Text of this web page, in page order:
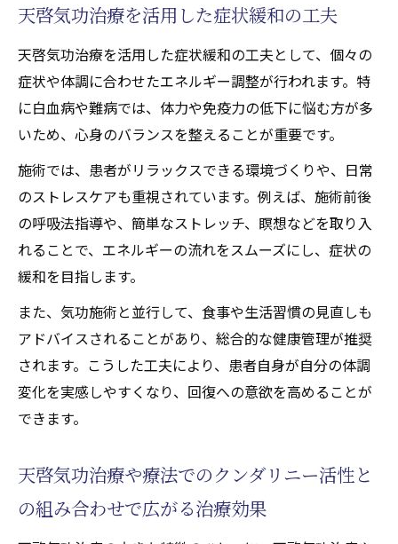
天啓気功治療を活用した症状緩和の工夫
天啓気功治療を活用した症状緩和の工夫として、個々の
症状や体調に合わせたエネルギー調整が行われます。特
に白血病や難病では、体力や免疫力の低下に悩む方が多
いため、心身のバランスを整えることが重要です。
施術では、患者がリラックスできる環境づくりや、日常
のストレスケアも重視されています。例えば、施術前後
の呼吸法指導や、簡単なストレッチ、瞑想などを取り入
れることで、エネルギーの流れをスムーズにし、症状の
緩和を目指します。
また、気功施術と並行して、食事や生活習慣の見直しも
アドバイスされることがあり、総合的な健康管理が推奨
されます。こうした工夫により、患者自身が自分の体調
変化を実感しやすくなり、回復への意欲を高めることが
できます。
天啓気功治療や療法でのクンダリニー活性と
の組み合わせで広がる治療効果